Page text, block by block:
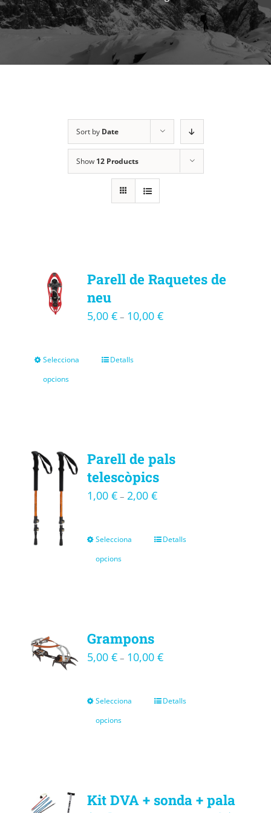
Sort by Date
Show 12 Products
Parell de Raquetes de
neu
5,00 €– 10,00 €
Selecciona
opcions
Detalls
Parell de pals
telescòpics
1,00 €– 2,00 €
Selecciona
opcions
Detalls
Grampons
5,00 €– 10,00 €
Selecciona
opcions
Detalls
Kit DVA + sonda + pala